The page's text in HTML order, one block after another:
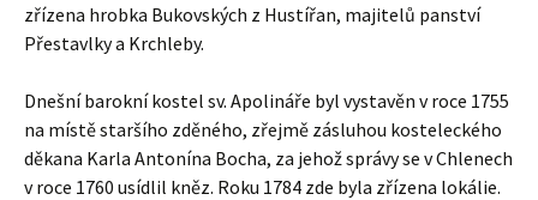
zřízena hrobka Bukovských z Hustířan, majitelů panství
Přestavlky a Krchleby.
Dnešní barokní kostel sv. Apolináře byl vystavěn v roce 1755
na místě staršího zděného, zřejmě zásluhou kosteleckého
děkana Karla Antonína Bocha, za jehož správy se v Chlenech
v roce 1760 usídlil kněz. Roku 1784 zde byla zřízena lokálie.